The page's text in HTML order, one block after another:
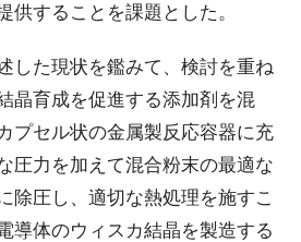
供することを課題とした。
した現状を鑑みて、検討を重ね
晶育成を促進する添加剤を混
プセル状の金属製反応容器に充
圧力を加えて混合粉末の最適な
除圧し、適切な熱処理を施すこ
導体のウィスカ結晶を製造する